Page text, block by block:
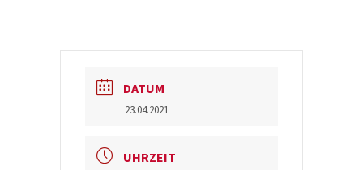
DATUM
23.04.2021
UHRZEIT